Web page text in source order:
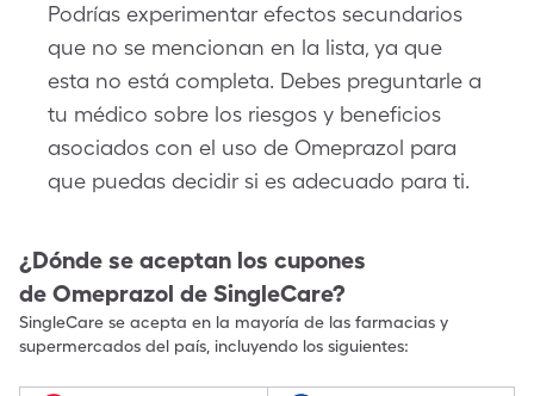
Podrías experimentar efectos secundarios
que no se mencionan en la lista, ya que
esta no está completa. Debes preguntarle a
tu médico sobre los riesgos y beneficios
asociados con el uso de Omeprazol para
que puedas decidir si es adecuado para ti.
¿Dónde se aceptan los cupones
de Omeprazol de SingleCare?
SingleCare se acepta en la mayoría de las farmacias y
supermercados del país, incluyendo los siguientes: